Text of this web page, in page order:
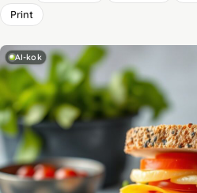
Print
AI-kok